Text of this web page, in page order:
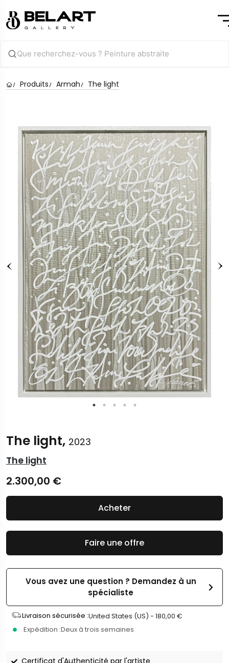
Produits Armah The light
The light, 2023
The light
2.300,00 €
Faire une offre
Vous avez une question ? Demandez à un
spécialiste
Livraison sécurisée :United States (US) - 180,00 €
Expédition :Deux à trois semaines
Acheter